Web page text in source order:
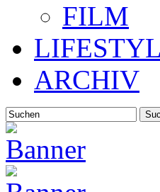
FILM
ARCHIV